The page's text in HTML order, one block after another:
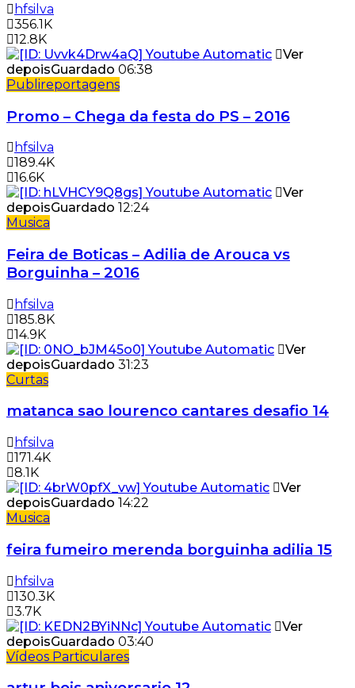
hfsilva
356.1K
12.8K
Ver
depoisGuardado 06:38
Publireportagens
Promo – Chega da festa do PS – 2016
hfsilva
189.4K
16.6K
Ver
depoisGuardado 12:24
Musica
Feira de Boticas – Adilia de Arouca vs
Borguinha – 2016
hfsilva
185.8K
14.9K
Ver
depoisGuardado 31:23
Curtas
matanca sao lourenco cantares desafio 14
hfsilva
171.4K
8.1K
Ver
depoisGuardado 14:22
Musica
feira fumeiro merenda borguinha adilia 15
hfsilva
130.3K
3.7K
Ver
depoisGuardado 03:40
Vídeos Particulares